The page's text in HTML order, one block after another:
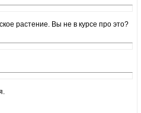
растение. Вы не в курсе про это?